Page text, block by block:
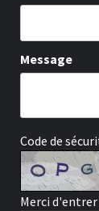
Message
Code de
Merci d'entrer